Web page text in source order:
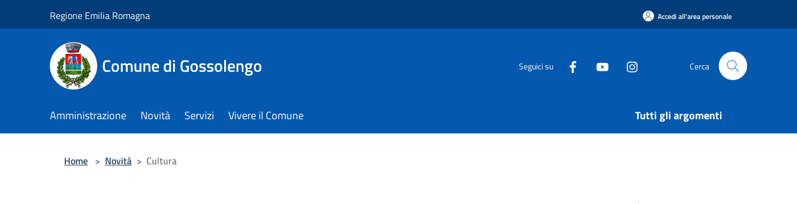
Regione Emilia Romagna Accedi all'area personale
Comune di Gossolengo Seguici su Cerca
Amministrazione Novità Servizi Vivere il Comune Tutti gli argomenti
Home > Novità > Cultura